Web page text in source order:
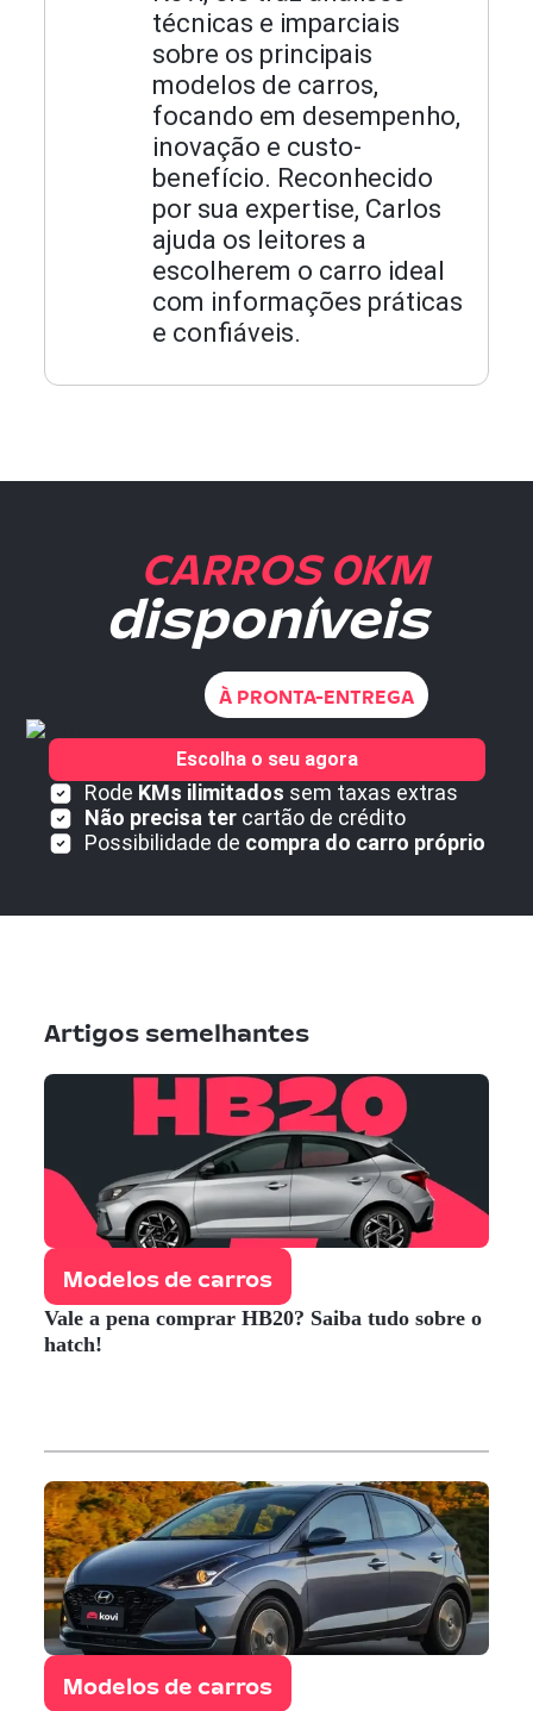
técnicas e imparciais
sobre os principais
modelos de carros,
focando em desempenho,
inovação e custo-
benefício. Reconhecido
por sua expertise, Carlos
ajuda os leitores a
escolherem o carro ideal
com informações práticas
e confiáveis.
CARROS 0KM
disponíveis
À PRONTA-ENTREGA
Rode KMs ilimitados sem taxas extras
Não precisa tercartão de crédito
Possibilidade de compra do carro próprio
Escolha o seu agora
Artigos semelhantes
Modelos de carros
Vale a pena comprar HB20? Saiba tudo sobre o
hatch!
Modelos de carros